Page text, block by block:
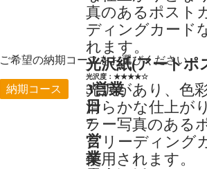
真のあるポスト
ディングカード
れます。
光沢紙(アートポ
光沢度：★★★★☆
光沢があり、色
滑らかな仕上が
ラー写真のある
グリーディング
使用されます。
ご希望の納期コースをお選びください
納期コース
3営業
日
7
営
業